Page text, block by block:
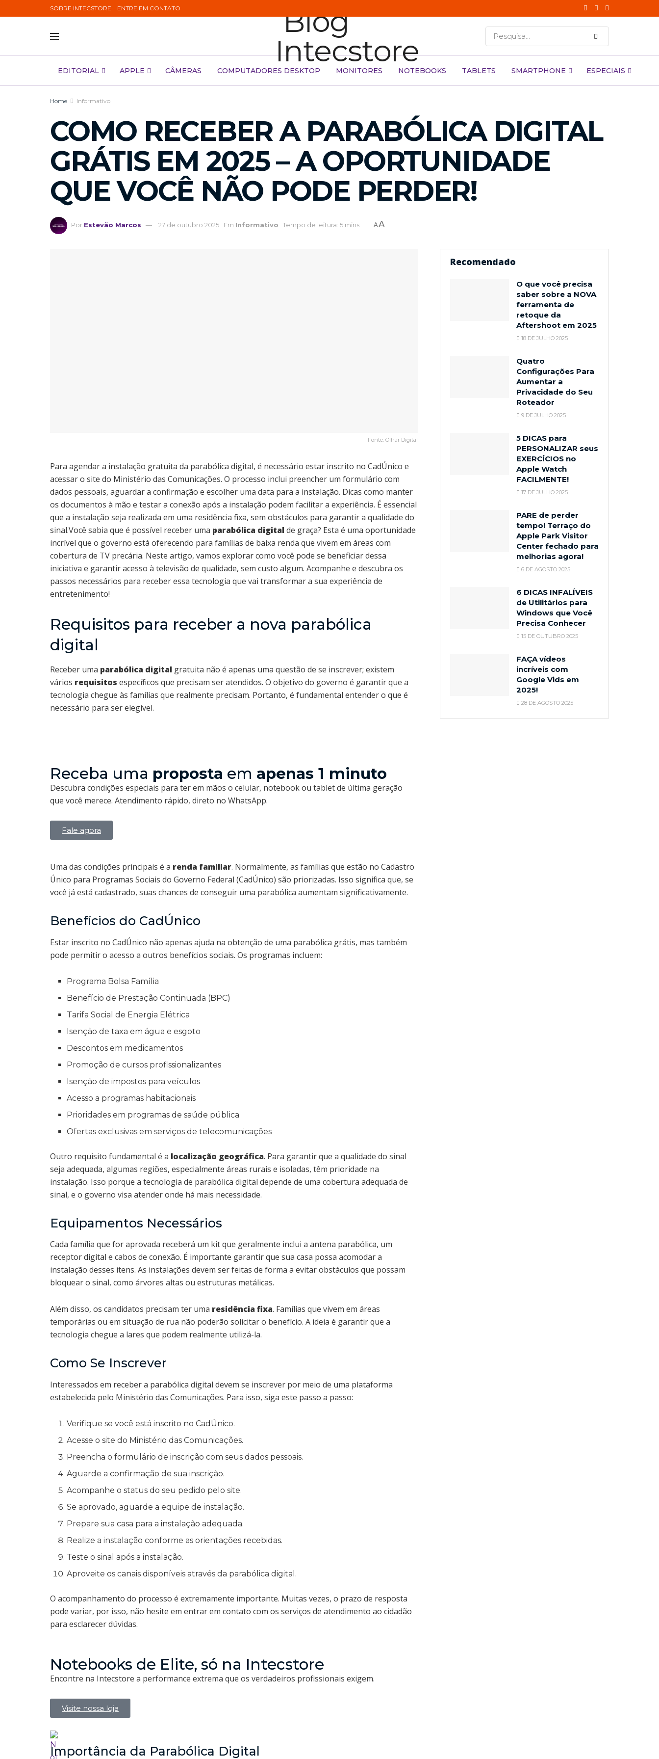
SOBRE INTECSTORE ENTRE EM CONTATO
EDITORIAL APPLE CÂMERAS COMPUTADORES DESKTOP MONITORES NOTEBOOKS TABLETS SMARTPHONE ESPECIAIS
Home Informativo
COMO RECEBER A PARABÓLICA DIGITAL
GRÁTIS EM 2025 – A OPORTUNIDADE
QUE VOCÊ NÃO PODE PERDER!
Por Estevão Marcos 27 de outubro 2025 Em Informativo Tempo de leitura: 5 mins AA
Fonte: Olhar Digital
Para agendar a instalação gratuita da parabólica digital, é necessário estar inscrito no CadÚnico e
acessar o site do Ministério das Comunicações. O processo inclui preencher um formulário com
dados pessoais, aguardar a confirmação e escolher uma data para a instalação. Dicas como manter
os documentos à mão e testar a conexão após a instalação podem facilitar a experiência. É essencial
que a instalação seja realizada em uma residência fixa, sem obstáculos para garantir a qualidade do
sinal.Você sabia que é possível receber uma parabólica digital de graça? Esta é uma oportunidade
incrível que o governo está oferecendo para famílias de baixa renda que vivem em áreas com
cobertura de TV precária. Neste artigo, vamos explorar como você pode se beneficiar dessa
iniciativa e garantir acesso à televisão de qualidade, sem custo algum. Acompanhe e descubra os
passos necessários para receber essa tecnologia que vai transformar a sua experiência de
entretenimento!
Requisitos para receber a nova parabólica
digital
Receber uma parabólica digital gratuita não é apenas uma questão de se inscrever; existem
vários requisitos específicos que precisam ser atendidos. O objetivo do governo é garantir que a
tecnologia chegue às famílias que realmente precisam. Portanto, é fundamental entender o que é
necessário para ser elegível.
Receba uma proposta em apenas 1 minuto
Descubra condições especiais para ter em mãos o celular, notebook ou tablet de última geração
que você merece. Atendimento rápido, direto no WhatsApp.
Fale agora
Uma das condições principais é a renda familiar. Normalmente, as famílias que estão no Cadastro
Único para Programas Sociais do Governo Federal (CadÚnico) são priorizadas. Isso significa que, se
você já está cadastrado, suas chances de conseguir uma parabólica aumentam significativamente.
Benefícios do CadÚnico
Estar inscrito no CadÚnico não apenas ajuda na obtenção de uma parabólica grátis, mas também
pode permitir o acesso a outros benefícios sociais. Os programas incluem:
Programa Bolsa Família
Benefício de Prestação Continuada (BPC)
Tarifa Social de Energia Elétrica
Isenção de taxa em água e esgoto
Descontos em medicamentos
Promoção de cursos profissionalizantes
Isenção de impostos para veículos
Acesso a programas habitacionais
Prioridades em programas de saúde pública
Ofertas exclusivas em serviços de telecomunicações
Outro requisito fundamental é a localização geográfica. Para garantir que a qualidade do sinal
seja adequada, algumas regiões, especialmente áreas rurais e isoladas, têm prioridade na
instalação. Isso porque a tecnologia de parabólica digital depende de uma cobertura adequada de
sinal, e o governo visa atender onde há mais necessidade.
Equipamentos Necessários
Cada família que for aprovada receberá um kit que geralmente inclui a antena parabólica, um
receptor digital e cabos de conexão. É importante garantir que sua casa possa acomodar a
instalação desses itens. As instalações devem ser feitas de forma a evitar obstáculos que possam
bloquear o sinal, como árvores altas ou estruturas metálicas.
Além disso, os candidatos precisam ter uma residência fixa. Famílias que vivem em áreas
temporárias ou em situação de rua não poderão solicitar o benefício. A ideia é garantir que a
tecnologia chegue a lares que podem realmente utilizá-la.
Como Se Inscrever
Interessados em receber a parabólica digital devem se inscrever por meio de uma plataforma
estabelecida pelo Ministério das Comunicações. Para isso, siga este passo a passo:
Verifique se você está inscrito no CadÚnico.
Acesse o site do Ministério das Comunicações.
Preencha o formulário de inscrição com seus dados pessoais.
Aguarde a confirmação de sua inscrição.
Acompanhe o status do seu pedido pelo site.
Se aprovado, aguarde a equipe de instalação.
Prepare sua casa para a instalação adequada.
Realize a instalação conforme as orientações recebidas.
Teste o sinal após a instalação.
Aproveite os canais disponíveis através da parabólica digital.
O acompanhamento do processo é extremamente importante. Muitas vezes, o prazo de resposta
pode variar, por isso, não hesite em entrar em contato com os serviços de atendimento ao cidadão
para esclarecer dúvidas.
Notebooks de Elite, só na Intecstore
Encontre na Intecstore a performance extrema que os verdadeiros profissionais exigem.
Visite nossa loja
Importância da Parabólica Digital
Recomendado
O que você precisa
saber sobre a NOVA
ferramenta de
retoque da
Aftershoot em 2025
18 DE JULHO 2025
Quatro
Configurações Para
Aumentar a
Privacidade do Seu
Roteador
9 DE JULHO 2025
5 DICAS para
PERSONALIZAR seus
EXERCÍCIOS no
Apple Watch
FACILMENTE!
17 DE JULHO 2025
PARE de perder
tempo! Terraço do
Apple Park Visitor
Center fechado para
melhorias agora!
6 DE AGOSTO 2025
6 DICAS INFALÍVEIS
de Utilitários para
Windows que Você
Precisa Conhecer
15 DE OUTUBRO 2025
FAÇA vídeos
incríveis com
Google Vids em
2025!
28 DE AGOSTO 2025